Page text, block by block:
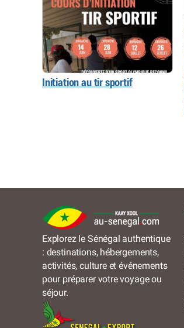
Initiation au tir sportif
Explorez le Sénégal authentique
: destinations, hébergements,
activités, culture et événements
pour préparer votre voyage ou
séjour.